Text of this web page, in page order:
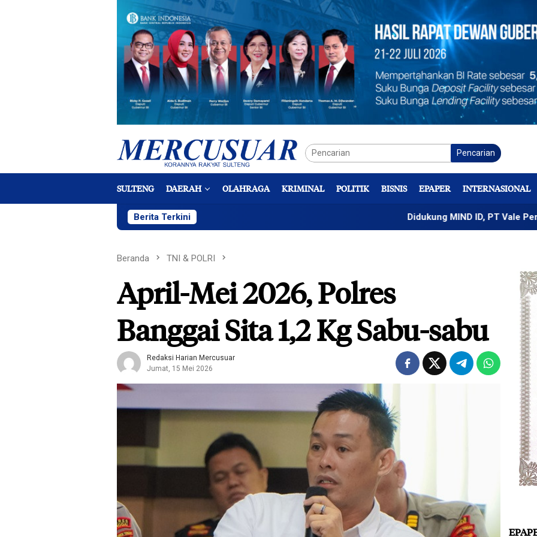
Pencarian
SULTENG DAERAH OLAHRAGA KRIMINAL POLITIK BISNIS EPAPER INTERNASIONAL
Berita Terkini Didukung MIND ID, PT Vale Percepat
Beranda TNI & POLRI
April-Mei 2026, Polres
Banggai Sita 1,2 Kg Sabu-sabu
Redaksi Harian Mercusuar
Jumat, 15 Mei 2026